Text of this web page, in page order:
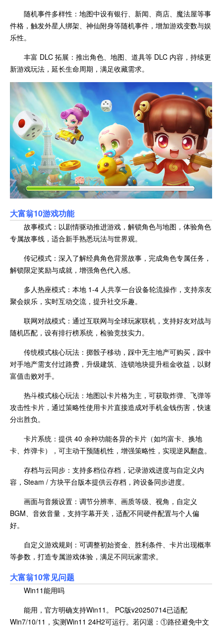
随机事件多样性：地图中设有银行、新闻、商店、魔法屋等事
件格，触发外星人绑架、神仙附身等随机事件，增加游戏变数与娱
乐性。
丰富 DLC 拓展：推出角色、地图、道具等 DLC 内容，持续更
新游戏玩法，延长生命周期，满足收藏需求。
大富翁10游戏功能
故事模式：以剧情驱动推进游戏，解锁角色与地图，体验角色
专属故事线，适合新手熟悉玩法与世界观。
传记模式：深入了解经典角色背景故事，完成角色专属任务，
解锁限定奖励与成就，增强角色代入感。
多人热座模式：本地 1-4 人共享一台设备轮流操作，支持亲友
聚会娱乐，实时互动交流，提升社交乐趣。
联网对战模式：通过互联网与全球玩家联机，支持好友对战与
随机匹配，设有排行榜系统，检验竞技实力。
传统模式核心玩法：掷骰子移动，踩中无主地产可购买，踩中
对手地产需支付过路费，升级建筑、连锁地块提升租金收益，以财
富值击败对手。
热斗模式核心玩法：地图以卡片格为主，可获取炸弹、飞弹等
攻击性卡片，通过策略性使用卡片直接造成对手机金钱伤害，快速
分出胜负。
卡片系统：提供 40 余种功能各异的卡片（如均富卡、换地
卡、炸弹卡），可主动干预随机性，增强策略性，实现逆风翻盘。
存档与云同步：支持多档位存档，记录游戏进度与自定义内
容，Steam / 方块平台版本提供云存档，跨设备同步进度。
画面与音频设置：调节分辨率、画质等级、视角，自定义
BGM、音效音量，支持字幕开关，适配不同硬件配置与个人偏
好。
自定义游戏规则：可调整初始资金、胜利条件、卡片出现概率
等参数，打造专属游戏体验，满足不同玩家需求。
大富翁10常见问题
Win11能用吗
能用，官方明确支持Win11。 PC版v20250714已适配
Win7/10/11，实测Win11 24H2可运行。若闪退：①路径避免中文